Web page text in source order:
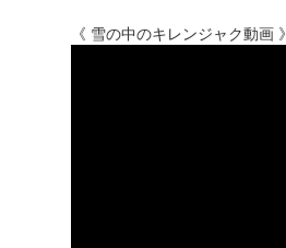
《 雪の中のキレンジャク動画 》